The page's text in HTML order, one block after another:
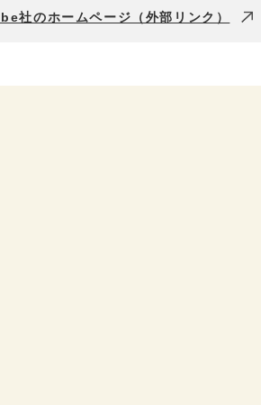
社のホームページ（外部リンク）